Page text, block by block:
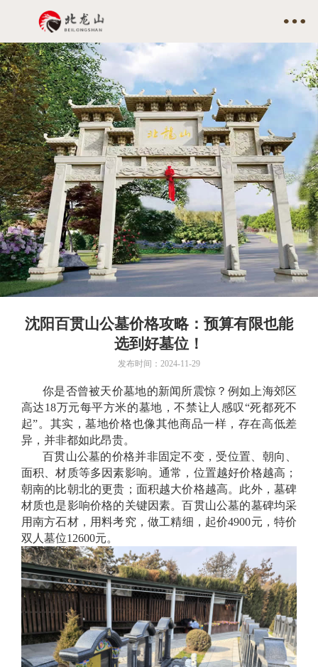
沈阳百贯山公墓价格攻略：预算有限也能
选到好墓位！
发布时间：2024-11-29
你是否曾被天价墓地的新闻所震惊？例如上海郊区
高达18万元每平方米的墓地，不禁让人感叹“死都死不
起”。其实，墓地价格也像其他商品一样，存在高低差
异，并非都如此昂贵。
百贯山公墓的价格并非固定不变，受位置、朝向、
面积、材质等多因素影响。通常，位置越好价格越高；
朝南的比朝北的更贵；面积越大价格越高。此外，墓碑
材质也是影响价格的关键因素。百贯山公墓的墓碑均采
用南方石材，用料考究，做工精细，起价4900元，特价
双人墓位12600元。